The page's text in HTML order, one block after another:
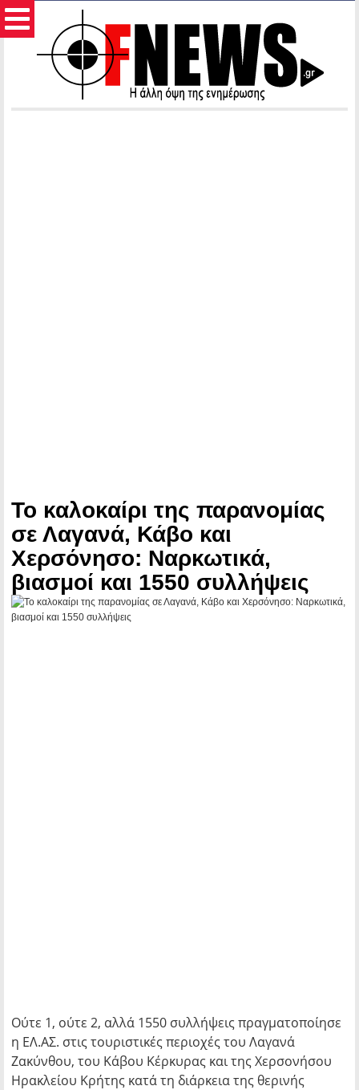
Το καλοκαίρι της παρανομίας
σε Λαγανά, Κάβο και
Χερσόνησο: Ναρκωτικά,
βιασμοί και 1550 συλλήψεις
Ούτε 1, ούτε 2, αλλά 1550 συλλήψεις πραγματοποίησε
η ΕΛ.ΑΣ. στις τουριστικές περιοχές του Λαγανά
Ζακύνθου, του Κάβου Κέρκυρας και της Χερσονήσου
Ηρακλείου Κρήτης κατά τη διάρκεια της θερινής